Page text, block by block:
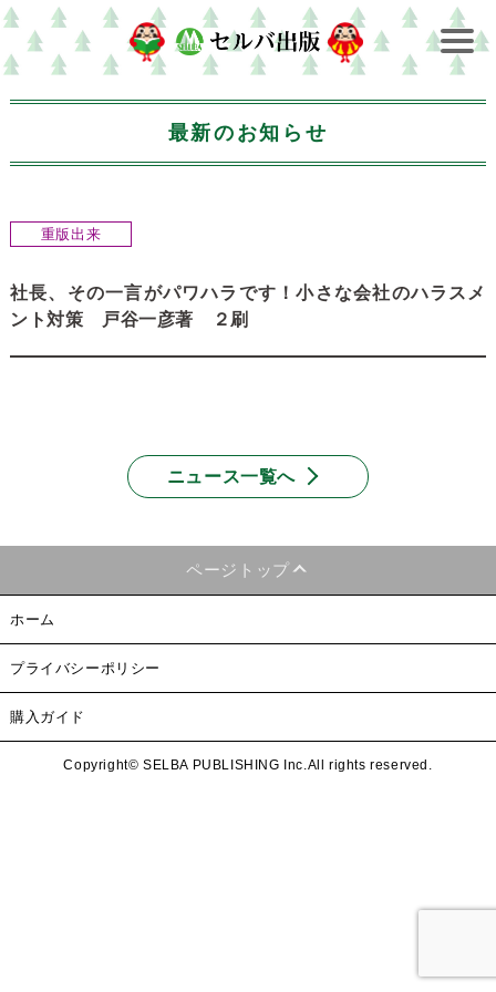
最新のお知らせ
重版出来
社長、その一言がパワハラです！小さな会社のハラスメ
ント対策 戸谷一彦著 ２刷
ニュース一覧へ
ページトップ
ホーム
プライバシーポリシー
購入ガイド
Copyright© SELBA PUBLISHING Inc.All rights reserved.